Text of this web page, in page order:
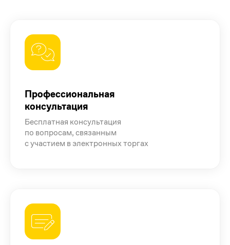
Профессиональная
консультация
Бесплатная консультация
по вопросам, связанным
с участием в электронных торгах